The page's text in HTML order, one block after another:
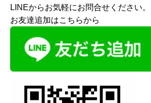
LINEからお気軽にお問合せください。
お友達追加はこちらから